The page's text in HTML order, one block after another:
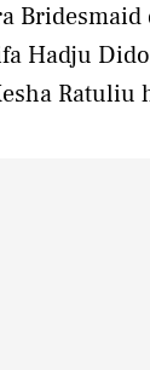
Hadju
Ratuliu